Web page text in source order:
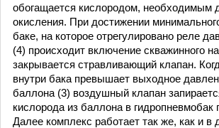
обогащается кислородом, необходимым
окисления. При достижении
баке, на которое отрегулировано реле
(4) происходит включение скважинного
закрывается стравливающий клапан.
внутри бака превышает выходное
баллона (3) воздушный клапан
кислорода из баллона в гидропневмобак
Далее комплекс работает так же, как и в